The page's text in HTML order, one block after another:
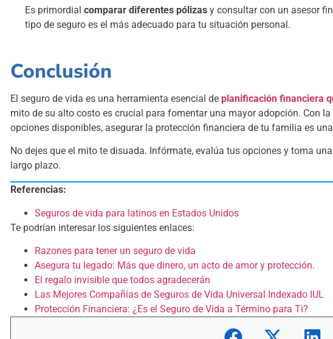
Es primordial comparar diferentes pólizas y consultar con un asesor
tipo de seguro es el más adecuado para tu situación personal.
Conclusión
El seguro de vida es una herramienta esencial de planificación financiera
mito de su alto costo es crucial para fomentar una mayor adopción. Con
opciones disponibles, asegurar la protección financiera de tu familia es
No dejes que el mito te disuada. Infórmate, evalúa tus opciones y toma
largo plazo.
Referencias:
Seguros de vida para latinos en Estados Unidos
Te podrían interesar los siguientes enlaces:
Razones para tener un seguro de vida
Asegura tu legado: Más que dinero, un acto de amor y protección.
El regalo invisible que todos agradecerán
Las Mejores Compañías de Seguros de Vida Universal Indexado IUL
Protección Financiera: ¿Es el Seguro de Vida a Término para Ti?